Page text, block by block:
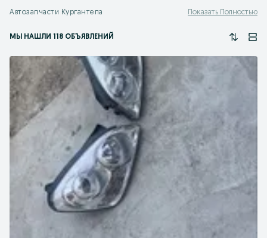
Автозапчасти Кургантепа Показать Полностью
МЫ НАШЛИ 118 ОБЪЯВЛЕНИЙ